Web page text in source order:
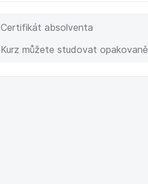
Certifikát absolventa
Kurz můžete studovat opakovaně